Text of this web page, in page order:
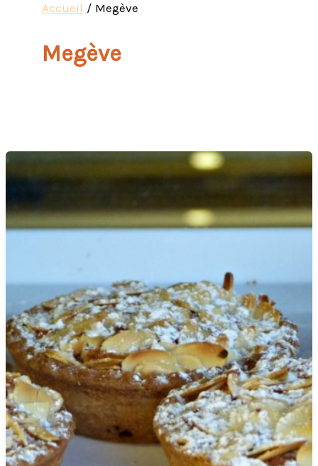
Accueil Megève
Megève